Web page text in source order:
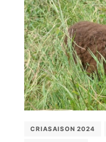
CRIASAISON 2024